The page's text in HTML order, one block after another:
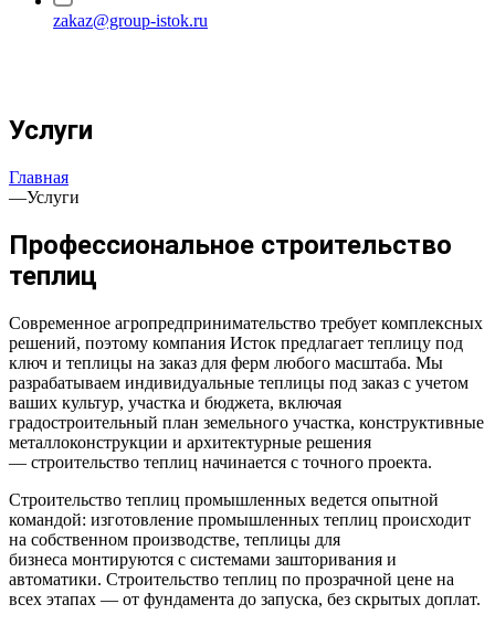
zakaz@group-istok.ru
Услуги
Главная
—Услуги
Профессиональное строительство
теплиц
Современное агропредпринимательство требует комплексных
решений, поэтому компания Исток предлагает теплицу под
ключ и теплицы на заказ для ферм любого масштаба. Мы
разрабатываем индивидуальные теплицы под заказ с учетом
ваших культур, участка и бюджета, включая
градостроительный план земельного участка, конструктивные
металлоконструкции и архитектурные решения
— строительство теплиц начинается с точного проекта.
Строительство теплиц промышленных ведется опытной
командой: изготовление промышленных теплиц происходит
на собственном производстве, теплицы для
бизнеса монтируются с системами зашторивания и
автоматики. Строительство теплиц по прозрачной цене на
всех этапах — от фундамента до запуска, без скрытых доплат.